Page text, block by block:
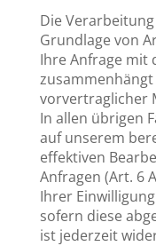
Die
Grundlage von
Ihre Anfrage mit
vorvertraglicher
In allen übrigen
auf unserem
effektiven
Anfragen (Art. 6
Ihrer Einwilligung
sofern diese
ist jederzeit